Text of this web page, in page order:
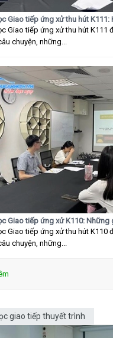
Giao tiếp ứng xử thu hút K111:
Giao tiếp ứng xử thu hút K111
chuyện, những...
Giao tiếp ứng xử K110:
Giao tiếp ứng xử thu hút K110
chuyện, những...
giao tiếp thuyết trình